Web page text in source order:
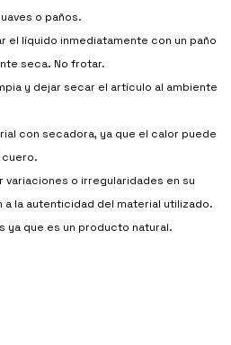
o paños.
el líquido inmediatamente con un paño
seca. No frotar.
y dejar secar el artículo al ambiente
con secadora, ya que el calor puede
cuero.
o irregularidades en su
la autenticidad del material utilizado.
ya que es un producto natural.